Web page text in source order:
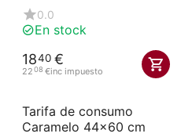
0.0
En stock
1840 €
2208 €inc impuesto
Tarifa de consumo
Caramelo 44x60 cm